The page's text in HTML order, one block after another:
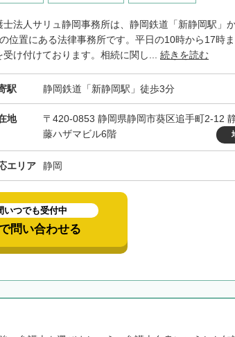
士法人サリュ静岡事務所は、静岡鉄道「新静岡駅」
位置にある法律事務所です。平日の10時から17時
受け付けております。相続に関し... 続きを読む
駅 静岡鉄道「新静岡駅」徒歩3分
地
〒420-0853 静岡県静岡市葵区追手町2-12
藤ハザマビル6階
エリア 静岡
いつでも受付中
問い合わせる